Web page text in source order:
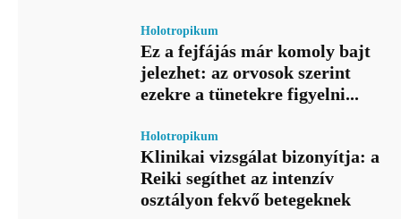
Holotropikum
Ez a fejfájás már komoly bajt
jelezhet: az orvosok szerint
ezekre a tünetekre figyelni...
Holotropikum
Klinikai vizsgálat bizonyítja: a
Reiki segíthet az intenzív
osztályon fekvő betegeknek